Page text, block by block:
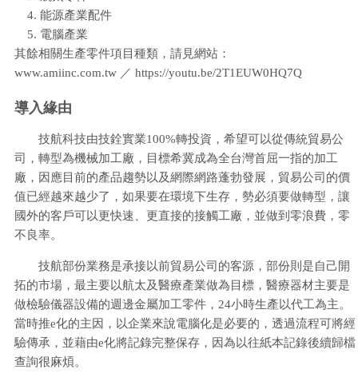
4. 能源產業配件
5. 電腦產業
其餘相關生產零件項目種類，請見網站：
www.amiinc.com.tw ／ https://youtu.be/2T1EUW0HQ7Q
導入緣由
技航科技由技銓實業100%轉投資，希望可以從傳統貿易公
司，轉型為機械加工廠，目標希冀成為全台灣首屈一指的加工
廠，因應目前的產品趨勢以及網際網路蓬勃發展，貿易公司的價
值已經越來越少了，如果要在環境下生存，勢必須要做轉型，讓
國外的客戶可以更快速、更直接的接觸工廠，並做到零浪費，零
不良率。
技航部份業務是承接以前貿易公司的客源，部份則是自己開
拓的市場，最主要以航太及醫療產業做為目標，醫療器材主要是
做檢驗儀器設備的週邊金屬加工零件，24小時生產以代工為主。
當時推e化的主因，以企業來說電腦化是必要的，透過流程可將經
驗傳承，並藉由e化將記錄完整保存，因為以往紙本記錄後續歸檔
查詢很麻煩。